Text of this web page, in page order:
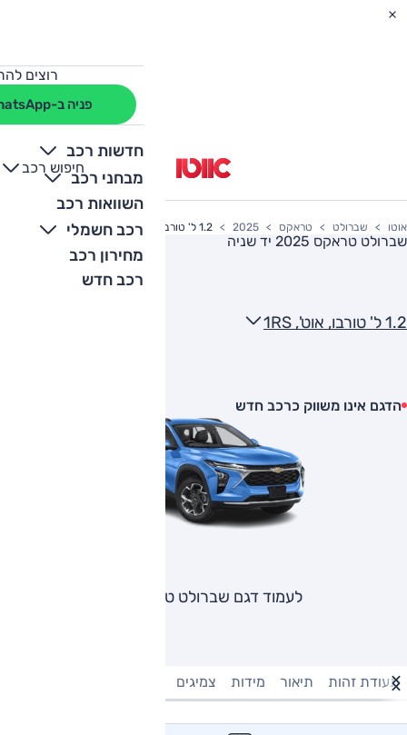
רוצים
פניה ב-WhatsApp
חדשות רכב
מבחני רכב
השוואות רכב
רכב חשמלי
מחירון רכב
רכב חדש
חיפוש רכב
+
-
אוטו שברולט טראקס 2025 1.2 ל' טורבו, אוט', 1RS
שברולט טראקס 2025 יד שניה
1.2 ל' טורבו, אוט', 1RS
הדגם אינו משווק כרכב חדש
לעמוד דגם שברולט טראקס
תעודת זהות תיאור מידות צמיגים